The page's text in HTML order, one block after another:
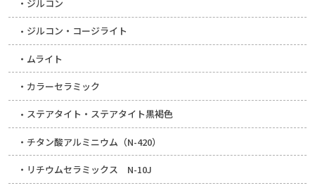
ジルコン
ジルコン・コージライト
ムライト
カラーセラミック
ステアタイト・ステアタイト黒褐色
チタン酸アルミニウム（N-420）
リチウムセラミックス N-10J